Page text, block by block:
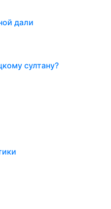
дали
султану?